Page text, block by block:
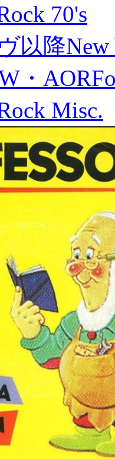
70's
以降New
・AOR
Misc.